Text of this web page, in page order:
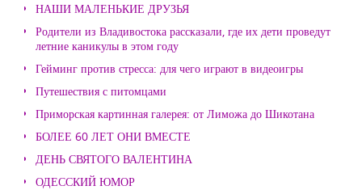
НАШИ МАЛЕНЬКИЕ ДРУЗЬЯ
Родители из Владивостока рассказали, где их дети проведут
летние каникулы в этом году
Гейминг против стресса: для чего играют в видеоигры
Путешествия с питомцами
Приморская картинная галерея: от Лиможа до Шикотана
БОЛЕЕ 60 ЛЕТ ОНИ ВМЕСТЕ
ДЕНЬ СВЯТОГО ВАЛЕНТИНА
ОДЕССКИЙ ЮМОР